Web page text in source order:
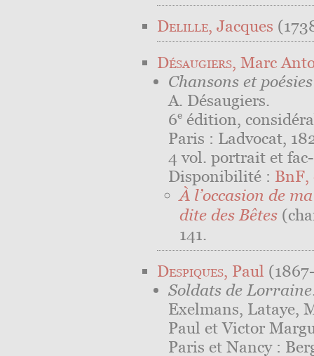
Delille, Jacques
Désaugiers, Marc
Chansons et
A. Désaugiers.
6e édition,
Paris : Ladvocat,
4 vol. portrait et
Disponibilité : BnF,
À l’occasion de
dite des Bêtes
141.
Despiques, Paul
Soldats de Lorraine
Exelmans, Lataye,
Paul et Victor
Paris et Nancy :